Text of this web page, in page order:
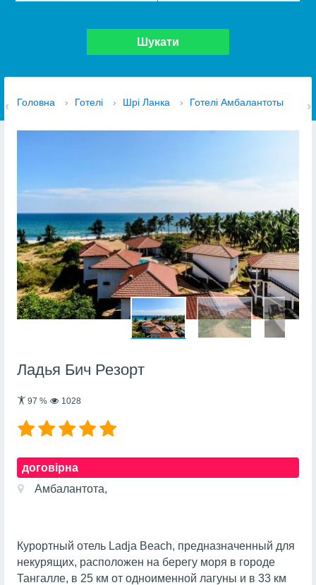
Шукати
Головна › Готелі › Шрі Ланка › Готелі Амбалантоты
Ладья Бич Резорт
97 % 1028
договірна
Амбалантота,
Курортный отель Ladja Beach, предназначенный для
некурящих, расположен на берегу моря в городе
Тангалле, в 25 км от одноименной лагуны и в 33 км